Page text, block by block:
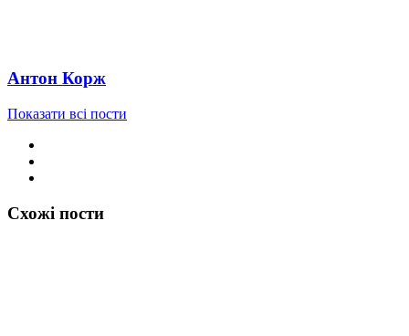
Антон Корж
Показати всі пости
Схожі пости